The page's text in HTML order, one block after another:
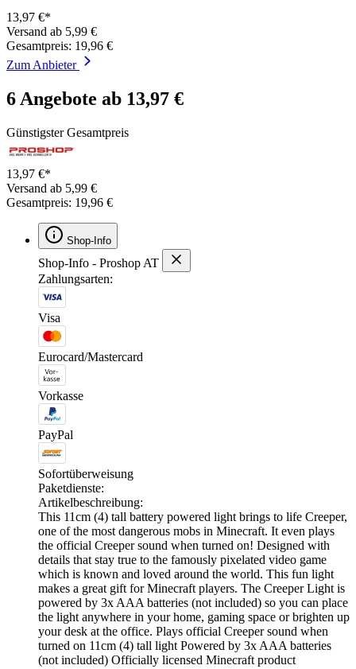
13,97 €*
Versand ab 5,99 €
Gesamtpreis: 19,96 €
Zum Anbieter
6 Angebote ab 13,97 €
Günstigster Gesamtpreis
13,97 €*
Versand ab 5,99 €
Gesamtpreis: 19,96 €
Shop-Info
Shop-Info - Proshop AT
Zahlungsarten:
Visa
Eurocard/Mastercard
Vorkasse
PayPal
Sofortüberweisung
Paketdienste:
Artikelbeschreibung:
This 11cm (4) tall battery powered light brings to life Creeper,
one of the most dangerous mobs in Minecraft. It even plays
the official Creeper sound when turned on! Designed with
details that stay true to the famously pixelated video game
which is known and loved around the world. This fun light
makes a great gift for Minecraft players. The Creeper Light is
powered by 3x AAA batteries (not included) so you can place
the light anywhere in your home, gaming space or brighten up
your desk at the office. Plays official Creeper sound when
turned on 11cm (4) tall light Powered by 3x AAA batteries
(not included) Officially licensed Minecraft product